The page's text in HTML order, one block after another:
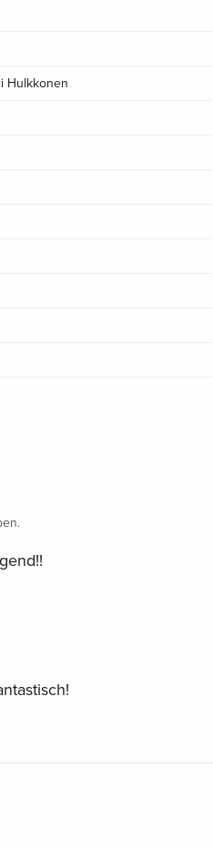
Hulkkonen